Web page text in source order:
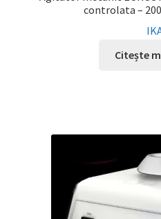
controlata –
Citește